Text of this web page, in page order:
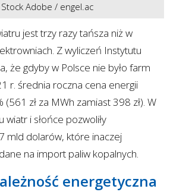
Stock Adobe / engel.ac
jest trzy razy tańsza niż w
Z wyliczeń Instytutu
że gdyby w Polsce nie było farm
r. średnia roczna cena energii
(561 zł za MWh zamiast 398 zł). W
i słońce pozwoliły
mld dolarów, które inaczej
na import paliw kopalnych.
energetyczna